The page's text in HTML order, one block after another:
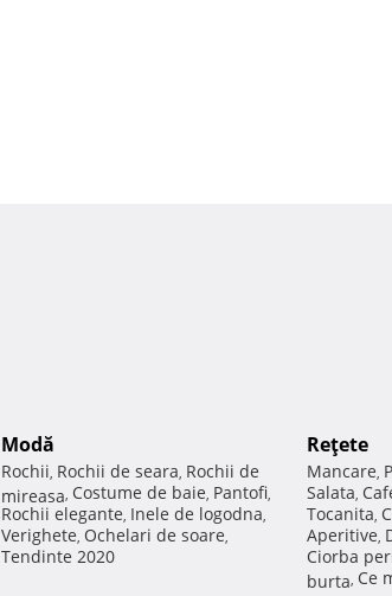
Modă
Rochii, Rochii de seara, Rochii de
mireasa, Costume de baie, Pantofi,
Rochii elegante, Inele de logodna,
Verighete, Ochelari de soare,
Tendinte 2020
Reţete
Mancare,
Salata,
Tocanita,
Aperitive,
Ciorba
burta, Ce